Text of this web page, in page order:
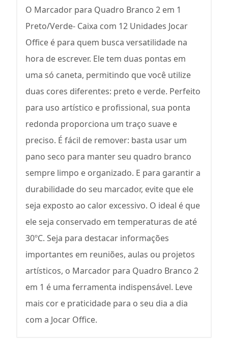
O Marcador para Quadro Branco 2 em 1
Preto/Verde- Caixa com 12 Unidades Jocar
Office é para quem busca versatilidade na
hora de escrever. Ele tem duas pontas em
uma só caneta, permitindo que você utilize
duas cores diferentes: preto e verde. Perfeito
para uso artístico e profissional, sua ponta
redonda proporciona um traço suave e
preciso. É fácil de remover: basta usar um
pano seco para manter seu quadro branco
sempre limpo e organizado. E para garantir a
durabilidade do seu marcador, evite que ele
seja exposto ao calor excessivo. O ideal é que
ele seja conservado em temperaturas de até
30ºC. Seja para destacar informações
importantes em reuniões, aulas ou projetos
artísticos, o Marcador para Quadro Branco 2
em 1 é uma ferramenta indispensável. Leve
mais cor e praticidade para o seu dia a dia
com a Jocar Office.